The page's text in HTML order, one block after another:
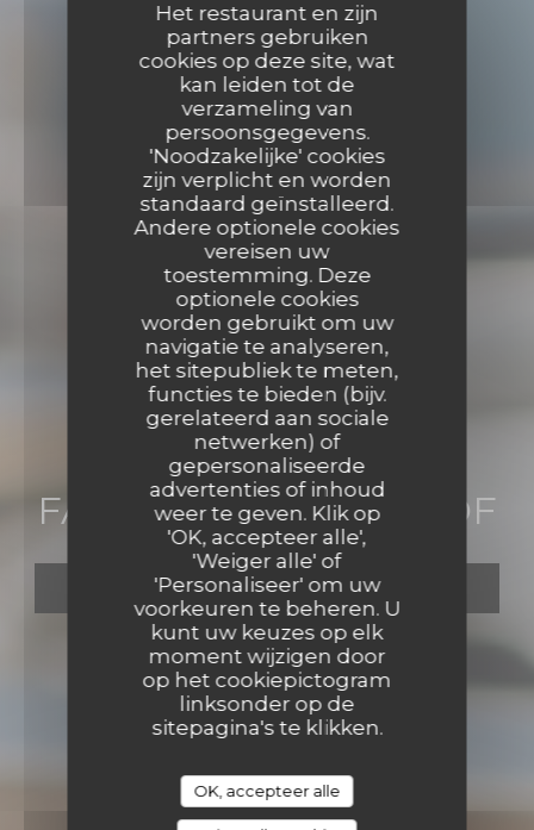
Het restaurant en zijn
partners gebruiken
cookies op deze site, wat
kan leiden tot de
verzameling van
persoonsgegevens.
'Noodzakelijke' cookies
zijn verplicht en worden
standaard geïnstalleerd.
Andere optionele cookies
vereisen uw
toestemming. Deze
optionele cookies
worden gebruikt om uw
navigatie te analyseren,
het sitepubliek te meten,
functies te bieden (bijv.
gerelateerd aan sociale
netwerken) of
gepersonaliseerde
advertenties of inhoud
weer te geven. Klik op
'OK, accepteer alle',
'Weiger alle' of
'Personaliseer' om uw
voorkeuren te beheren. U
kunt uw keuzes op elk
moment wijzigen door
op het cookiepictogram
linksonder op de
sitepagina's te klikken.
OK, accepteer alle
• NICE
FARAGO ON THE ROOF
RESERVEER EEN TAFEL
FARAGO ON THE ROOF